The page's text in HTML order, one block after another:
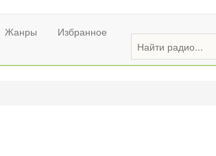
Жанры Избранное